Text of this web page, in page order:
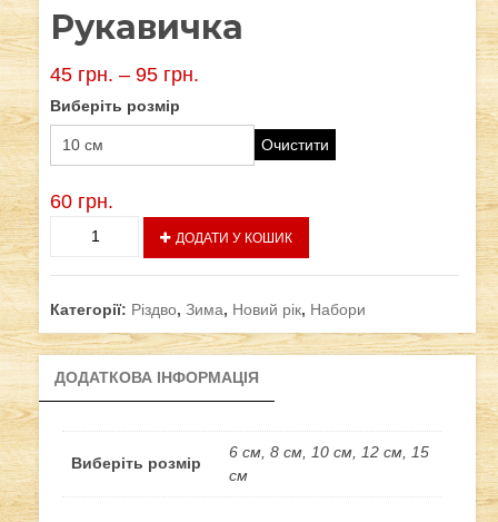
Рукавичка
45 грн. – 95 грн.
Виберіть розмір
Очистити
60 грн.
ДОДАТИ У КОШИК
Категорії: Різдво, Зима, Новий рік, Набори
ДОДАТКОВА ІНФОРМАЦІЯ
Виберіть розмір
6 см, 8 см, 10 см, 12 см, 15
см